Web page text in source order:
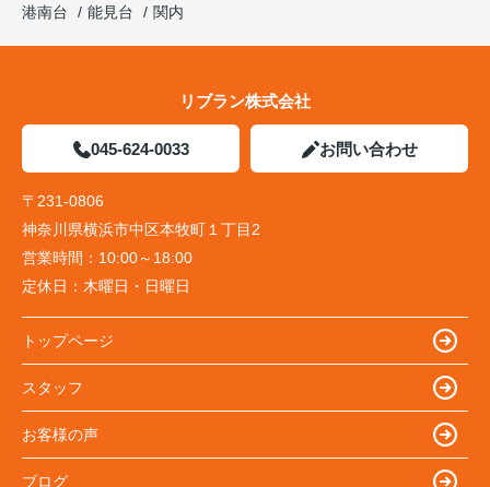
港南台
能見台 関内
リブラン株式会社
045-624-0033 お問い合わせ
〒231-0806
神奈川県横浜市中区本牧町１丁目2
営業時間： 10:00～18:00
定休日： 木曜日・日曜日
トップページ
スタッフ
お客様の声
ブログ